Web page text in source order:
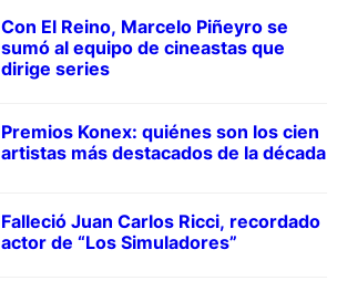
Con El Reino, Marcelo Piñeyro se
sumó al equipo de cineastas que
dirige series
Premios Konex: quiénes son los cien
artistas más destacados de la década
Falleció Juan Carlos Ricci, recordado
actor de “Los Simuladores”